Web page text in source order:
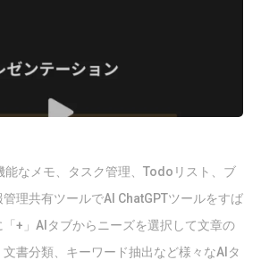
なメモ、タスク管理、Todoリスト、ブ
理共有ツールでAI ChatGPTツールをすば
+」AIタブからニーズを選択して文章の
書分類、キーワード抽出など様々なAIタ